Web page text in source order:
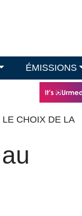
ÉMISSIONS
LE CHOIX DE LA